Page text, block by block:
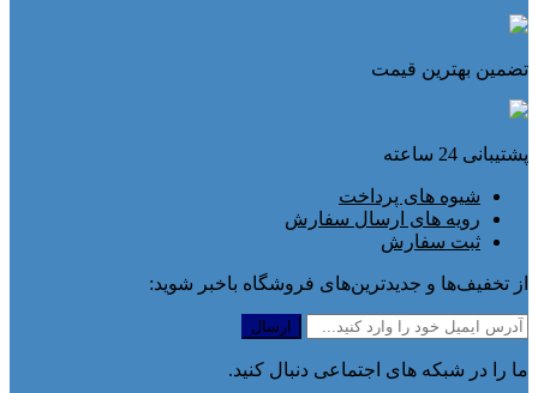
تضمین بهترین قیمت
پشتیبانی 24 ساعته
شیوه های پرداخت
رویه های ارسال سفارش
ثبت سفارش
از تخفیف‌ها و جدیدترین‌های فروشگاه باخبر شوید:
ما را در شبکه های اجتماعی دنبال کنید.